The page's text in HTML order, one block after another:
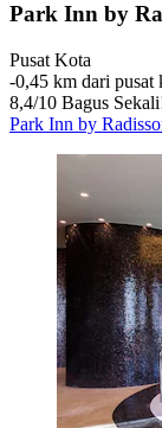
Park Inn by
Pusat Kota
‐0,45 km dari pusat
8,4/10 Bagus
Park Inn by